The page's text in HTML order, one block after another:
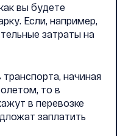
вы будете
Если, например,
затраты на
начиная
то в
в перевозке
заплатить